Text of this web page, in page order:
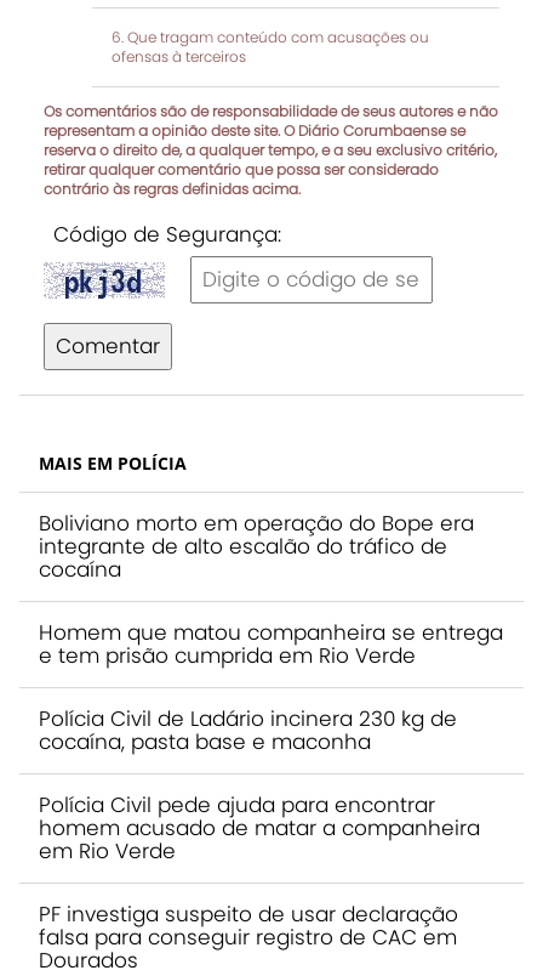
Que tragam conteúdo com acusações ou
ofensas à terceiros
Os comentários são de responsabilidade de seus autores e não
representam a opinião deste site. O Diário Corumbaense se
reserva o direito de, a qualquer tempo, e a seu exclusivo critério,
retirar qualquer comentário que possa ser considerado
contrário às regras definidas acima.
Código de Segurança:
Comentar
MAIS EM POLÍCIA
Boliviano morto em operação do Bope era
integrante de alto escalão do tráfico de
cocaína
Homem que matou companheira se entrega
e tem prisão cumprida em Rio Verde
Polícia Civil de Ladário incinera 230 kg de
cocaína, pasta base e maconha
Polícia Civil pede ajuda para encontrar
homem acusado de matar a companheira
em Rio Verde
PF investiga suspeito de usar declaração
falsa para conseguir registro de CAC em
Dourados